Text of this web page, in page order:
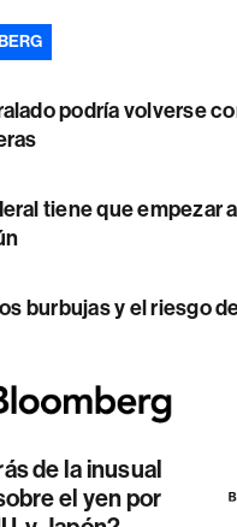
podría volverse
tiene que empezar
burbujas y el riesgo
de la inusual
el yen por